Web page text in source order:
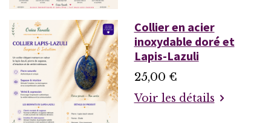
Collier en acier
inoxydable doré et
Lapis-Lazuli
25,00 €
Voir les détails